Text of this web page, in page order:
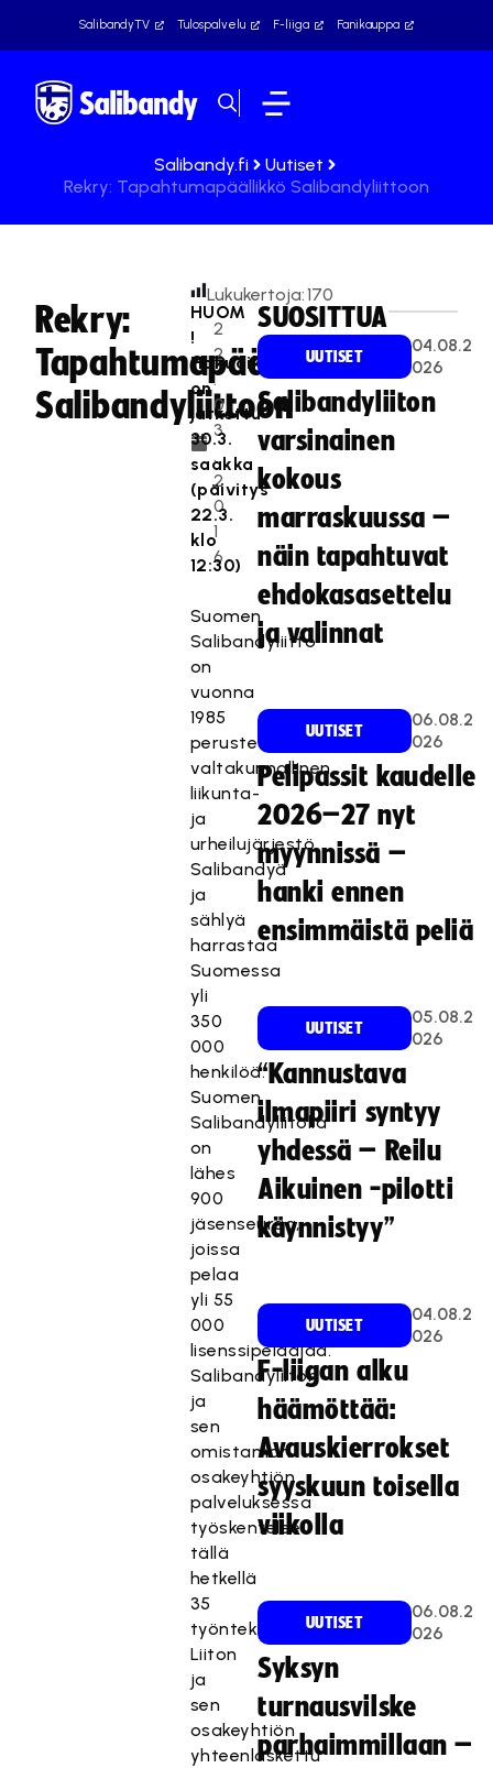
SalibandyTV Tulospalvelu F-liiga Fanikauppa
Salibandy.fi
Uutiset
Rekry: Tapahtumapäällikkö Salibandyliittoon
Rekry:
Tapahtumapäällikkö
Salibandyliittoon
2
2
.
0
3
.
2
0
1
6
Lukukertoja:170
HUOM
!
Hakuaikaa
on
jatkettu
30.3.
saakka
(päivitys
22.3.
klo
12:30)
Suomen
Salibandyliitto
on
vuonna
1985
perustettu
valtakunnallinen
liikunta-
ja
urheilujärjestö.
Salibandyä
ja
sählyä
harrastaa
Suomessa
yli
350
000
henkilöä.
Suomen
Salibandyliitolla
on
lähes
900
jäsenseuraa,
joissa
pelaa
yli 55
000
lisenssipelaajaa.
Salibandyliiton
ja
sen
omistaman
osakeyhtiön
palveluksessa
työskentelee
tällä
hetkellä
35
työntekijää.
Liiton
ja
sen
osakeyhtiön
yhteenlaskettu
SUOSITTUA
UUTISET
04.08.2
026
Salibandyliiton
varsinainen
kokous
marraskuussa –
näin tapahtuvat
ehdokasasettelu
ja valinnat
UUTISET
06.08.2
026
Pelipassit kaudelle
2026–27 nyt
myynnissä –
hanki ennen
ensimmäistä peliä
UUTISET
05.08.2
026
“Kannustava
ilmapiiri syntyy
yhdessä – Reilu
Aikuinen -pilotti
käynnistyy”
UUTISET
04.08.2
026
F-liigan alku
häämöttää:
Avauskierrokset
syyskuun toisella
viikolla
UUTISET
06.08.2
026
Syksyn
turnausvilske
parhaimmillaan –